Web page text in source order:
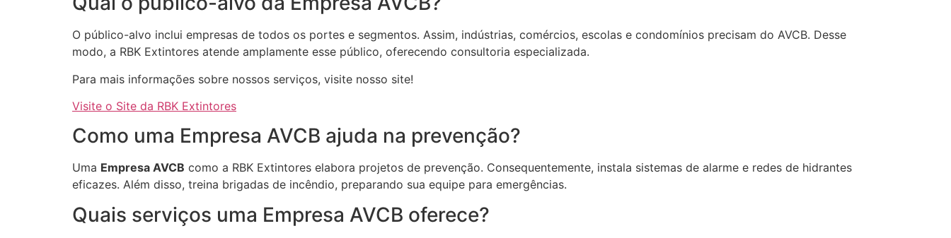
O público-alvo inclui empresas de todos os portes e segmentos. Assim, indústrias, comércios, escolas e condomínios precisam do AVCB. Desse
modo, a RBK Extintores atende amplamente esse público, oferecendo consultoria especializada.
Para mais informações sobre nossos serviços, visite nosso site!
Visite o Site da RBK Extintores
Como uma Empresa AVCB ajuda na prevenção?
Uma Empresa AVCB como a RBK Extintores elabora projetos de prevenção. Consequentemente, instala sistemas de alarme e redes de hidrantes
eficazes. Além disso, treina brigadas de incêndio, preparando sua equipe para emergências.
Quais serviços uma Empresa AVCB oferece?